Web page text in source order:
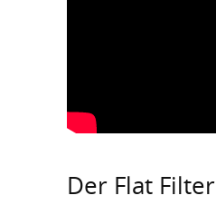
Der Flat Filter